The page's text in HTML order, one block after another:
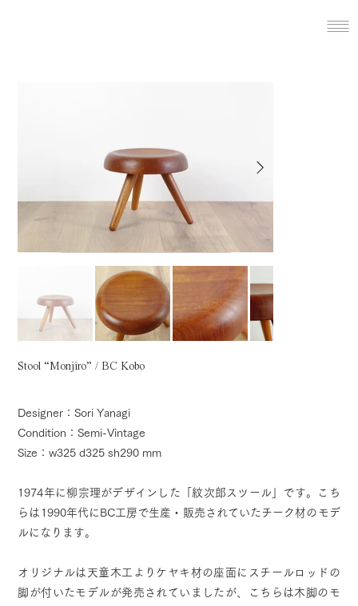
Stool “Monjiro” / BC Kobo
Designer：Sori Yanagi
Condition：Semi-Vintage
Size：w325 d325 sh290 mm
1974年に柳宗理がデザインした「紋次郎スツール」です。こち
らは1990年代にBC工房で生産・販売されていたチーク材のモデ
ルになります。
オリジナルは天童木工よりケヤキ材の座面にスチールロッドの
脚が付いたモデルが発売されていましたが、こちらは木脚のモ